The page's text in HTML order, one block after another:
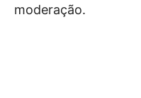
moderação.